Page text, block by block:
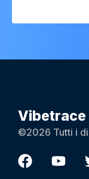
Vibetrace
©2026 Tutti i